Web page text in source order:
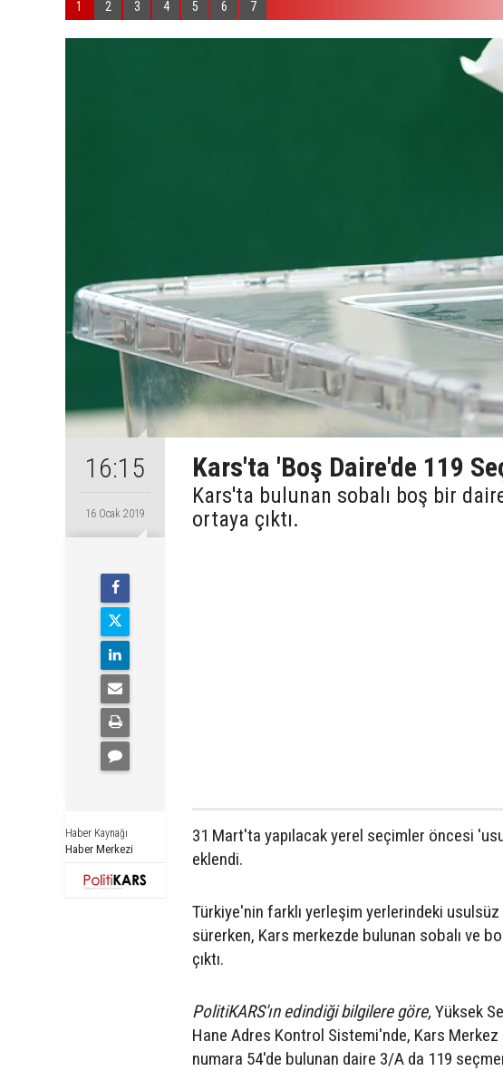
1 2 3 4 5 6 7
16:15
16 Ocak 2019
Haber Kaynağı
Haber Merkezi
Kars'ta 'Boş Daire'de 119
Kars'ta bulunan sobalı boş bir
ortaya çıktı.
31 Mart'ta yapılacak yerel seçimler öncesi
eklendi.
Türkiye'nin farklı yerleşim yerlerindeki usulsüz
sürerken, Kars merkezde bulunan sobalı ve
çıktı.
PolitiKARS'ın edindiği bilgilere göre,Yüksek
Hane Adres Kontrol Sistemi'nde, Kars
numara 54'de bulunan daire 3/A da 119